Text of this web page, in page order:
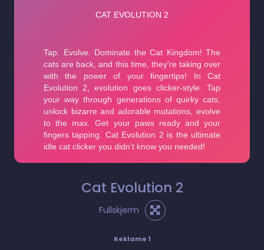
Cat Evolution 2
Fullskjerm
Reklame 1